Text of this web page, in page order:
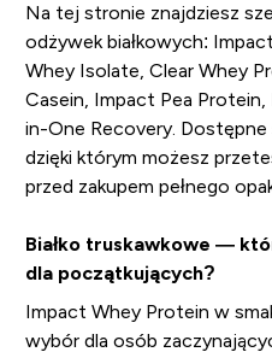
Na tej stronie znajdziesz
odżywek białkowych:
Whey Isolate, Clear Whey
Casein, Impact Pea
in-One Recovery. Dostępne
dzięki którym możesz
przed zakupem pełnego
Białko truskawkowe —
dla początkujących?
Impact Whey Protein w
wybór dla osób